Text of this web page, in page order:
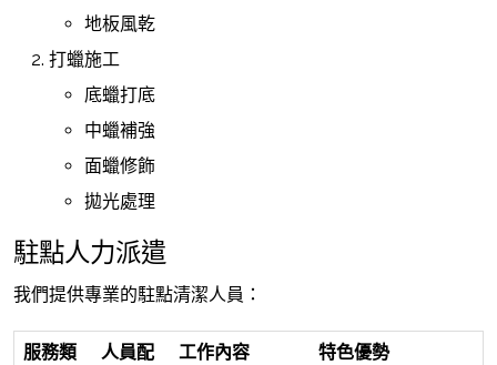
地板風乾
打蠟施工
底蠟打底
中蠟補強
面蠟修飾
拋光處理
駐點人力派遣
我們提供專業的駐點清潔人員：
服務類
人員配
工作內容 特色優勢